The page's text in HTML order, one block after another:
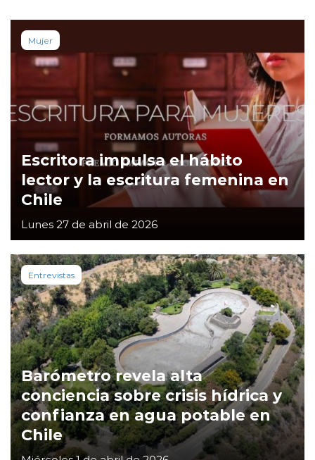
Mujer
Escritora impulsa el hábito
lector y la escritura femenina en
Chile
Lunes 27 de abril de 2026
Entrevistas
Barómetro revela alta
conciencia sobre crisis hídrica y
confianza en agua potable en
Chile